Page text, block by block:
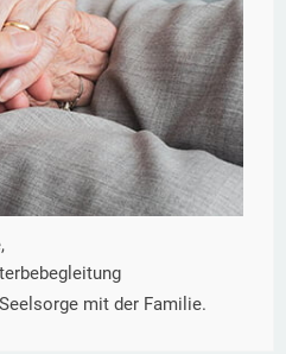
mit der Familie.